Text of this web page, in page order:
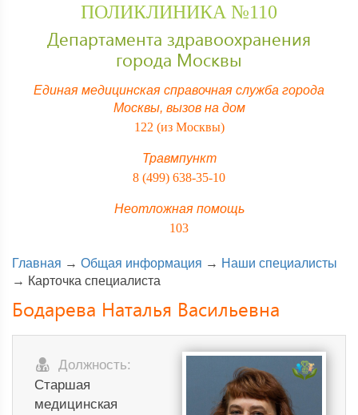
ПОЛИКЛИНИКА №110
Департамента здравоохранения
города Москвы
Единая медицинская справочная служба города
Москвы, вызов на дом
122 (из Москвы)
Травмпункт
8 (499) 638-35-10
Неотложная помощь
103
Главная → Общая информация → Наши специалисты
→ Карточка специалиста
Бодарева Наталья Васильевна
Должность:
Старшая
медицинская